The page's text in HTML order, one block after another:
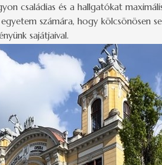
családias és a hallgatókat
számára, hogy kölcsönösen
sajátjaival.